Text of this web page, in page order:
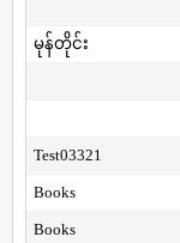
မုန်တိုင်း
Test03321
Books
Books